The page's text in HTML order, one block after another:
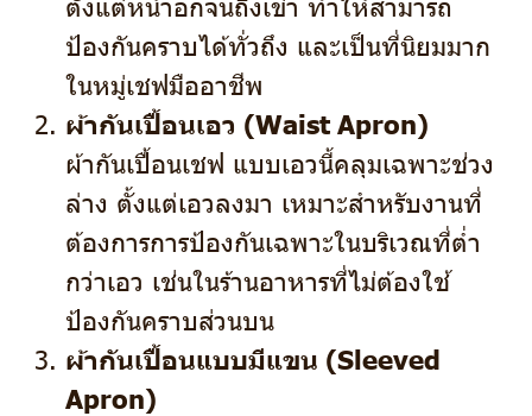
ป้องกันคราบได้ทั่วถึง และเป็นที่นิยมมาก
ในหมู่เชฟมืออาชีพ
ผ้ากันเปื้อนเอว (Waist Apron)
ผ้ากันเปื้อนเชฟ แบบเอวนี้คลุมเฉพาะช่วง
ล่าง ตั้งแต่เอวลงมา เหมาะสำหรับงานที่
ต้องการการป้องกันเฉพาะในบริเวณที่ต่ำ
กว่าเอว เช่นในร้านอาหารที่ไม่ต้องใช้
ป้องกันคราบส่วนบน
ผ้ากันเปื้อนแบบมีแขน (Sleeved
Apron)